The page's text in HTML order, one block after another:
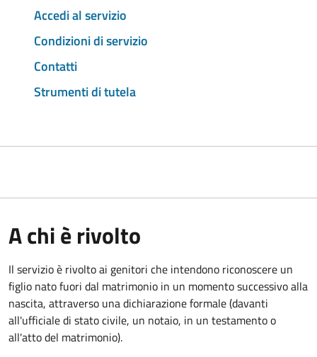
Accedi al servizio
Condizioni di servizio
Contatti
Strumenti di tutela
A chi è rivolto
Il servizio è rivolto ai genitori che intendono riconoscere un
figlio nato fuori dal matrimonio in un momento successivo alla
nascita, attraverso una dichiarazione formale (davanti
all'ufficiale di stato civile, un notaio, in un testamento o
all'atto del matrimonio).